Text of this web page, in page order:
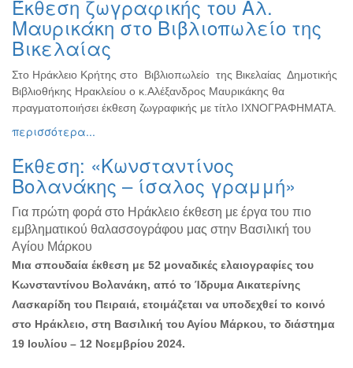
Ζωγραφική
Φωτογραφία
Τραγούδι
Μουσική
Κινηματογράφος
Χορός
Παζάρι
Ειδών
Συνέδρια
Ημερίδες
Διημερίδες
Σεμινάρια-
Διαλέξεις-
Ομιλίες
Διάφορες
Έκθεση ζωγραφικής του Αλ.
Μαυρικάκη στο Βιβλιοπωλείο της
Βικελαίας
Στο Ηράκλειο Κρήτης στο Βιβλιοπωλείο της Βικελαίας Δημοτικής
Βιβλιοθήκης Ηρακλείου ο κ.Αλέξανδρος Μαυρικάκης θα
πραγματοποιήσει έκθεση ζωγραφικής με τίτλο ΙΧΝΟΓΡΑΦΗΜΑΤΑ.
περισσότερα...
Έκθεση: «Κωνσταντίνος
Βολανάκης – ίσαλος γραμμή»
Για πρώτη φορά στο Ηράκλειο έκθεση με έργα του πιο
εμβληματικού θαλασσογράφου μας στην Βασιλική του
Αγίου Μάρκου
Μια σπουδαία έκθεση με 52 μοναδικές ελαιογραφίες του
Κωνσταντίνου Βολανάκη, από το Ίδρυμα Αικατερίνης
Λασκαρίδη του Πειραιά, ετοιμάζεται να υποδεχθεί το κοινό
στο Ηράκλειο, στη Βασιλική του Αγίου Μάρκου, το διάστημα
19 Ιουλίου – 12 Νοεμβρίου 2024.